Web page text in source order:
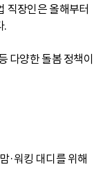
직장인은 올해부터
.
다양한 돌봄 정책이
·워킹 대디를 위해